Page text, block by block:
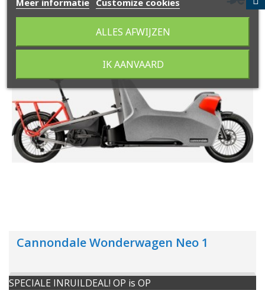
Cannondale Wonderwagen Neo 1
SPECIALE INRUILDEAL! OP is OP
Meer informatie Customize cookies
ALLES AFWIJZEN
IK AANVAARD